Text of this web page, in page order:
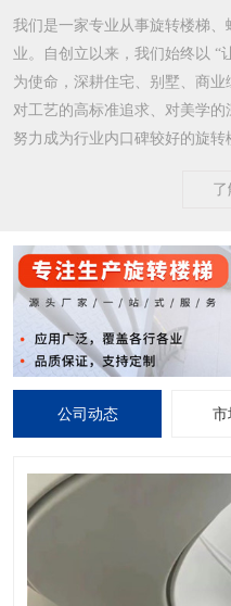
我们是一家专业从事旋转楼梯
业。自创立以来，我们始终以 “
为使命，深耕住宅、别墅、商
对工艺的高标准追求、对美学的
努力成为行业内口碑较好的旋转
了
公司动态 市